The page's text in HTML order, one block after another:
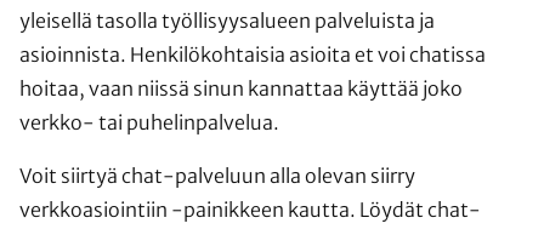
yleisellä tasolla työllisyysalueen palveluista ja
asioinnista. Henkilökohtaisia asioita et voi chatissa
hoitaa, vaan niissä sinun kannattaa käyttää joko
verkko- tai puhelinpalvelua.
Voit siirtyä chat-palveluun alla olevan siirry
verkkoasiointiin -painikkeen kautta. Löydät chat-